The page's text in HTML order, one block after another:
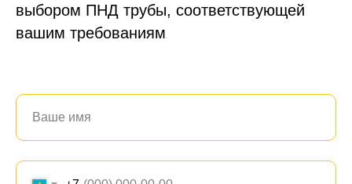
(700) 730-70-73
выбором ПНД трубы, соответствующей
вашим требованиям